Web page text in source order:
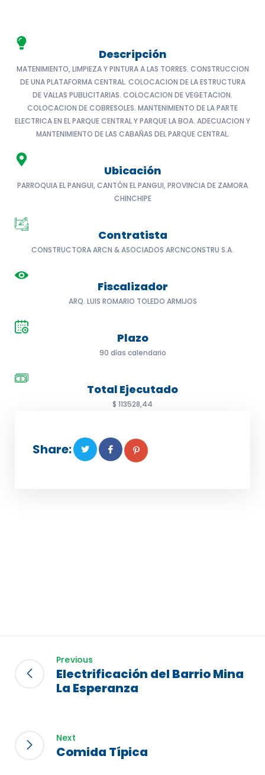
Descripción
MATENIMIENTO, LIMPIEZA Y PINTURA A LAS TORRES. CONSTRUCCION
DE UNA PLATAFORMA CENTRAL. COLOCACION DE LA ESTRUCTURA
DE VALLAS PUBLICITARIAS. COLOCACION DE VEGETACION.
COLOCACION DE COBRESOLES. MANTENIMIENTO DE LA PARTE
ELECTRICA EN EL PARQUE CENTRAL Y PARQUE LA BOA. ADECUACION Y
MANTENIMIENTO DE LAS CABAÑAS DEL PARQUE CENTRAL.
Ubicación
PARROQUIA EL PANGUI, CANTÓN EL PANGUI, PROVINCIA DE ZAMORA
CHINCHIPE
Contratista
CONSTRUCTORA ARCN & ASOCIADOS ARCNCONSTRU S.A.
Fiscalizador
ARQ. LUIS ROMARIO TOLEDO ARMIJOS
Plazo
90 días calendario
Total Ejecutado
$ 113528,44
Share:
Previous
Electrificación del Barrio Mina
La Esperanza
Next
Comida Típica